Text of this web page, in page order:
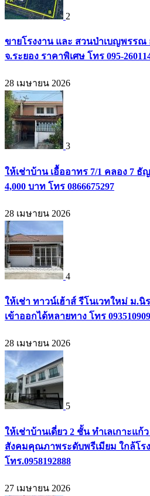
2
ขายโรงงาน และ สวนป่าเบญพรรณ
จ.ระยอง ราคาพิเศษ โทร 095-
28 เมษายน 2026
3
ให้เช่าบ้าน เอื้ออาทร 7/1 คลอง 7
4,000 บาท โทร 0866675297
28 เมษายน 2026
4
ให้เช่า ทาวน์เฮ้าส์ รีโนเวทใหม่ ม.
เข้าออกได้หลายทาง โทร
28 เมษายน 2026
5
ให้เช่าบ้านเดี่ยว 2 ชั้น ทำเลเกาะแ
สังคมคุณภาพระดับพรีเมียม ใกล้โร
โทร.0958192888
27 เมษายน 2026